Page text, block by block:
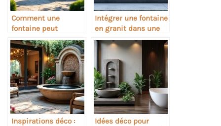
Comment une
fontaine peut
devenir un point
focal déco
Intégrer une fontaine
en granit dans une
déco moderne
Inspirations déco :
Idées déco pour